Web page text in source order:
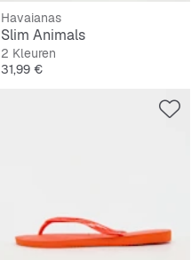
Havaianas
Slim Animals
2 Kleuren
Prijs
31,99 €